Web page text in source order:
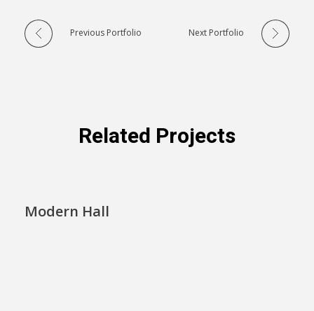
Previous Portfolio Next Portfolio
Related Projects
Modern Hall